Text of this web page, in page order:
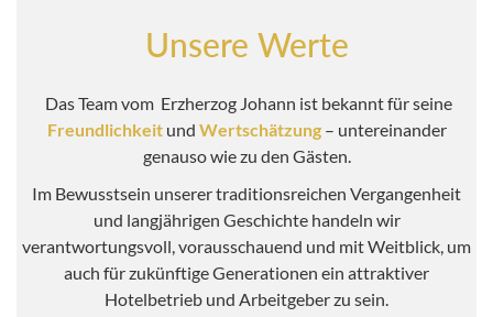
Unsere Werte
Das Team vom Erzherzog Johann ist bekannt für seine
Freundlichkeit und Wertschätzung– untereinander
genauso wie zu den Gästen.
Im Bewusstsein unserer traditionsreichen Vergangenheit
und langjährigen Geschichte handeln wir
verantwortungsvoll, vorausschauend und mit Weitblick, um
auch für zukünftige Generationen ein attraktiver
Hotelbetrieb und Arbeitgeber zu sein.